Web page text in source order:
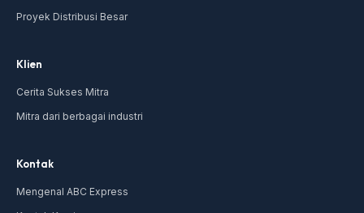
Proyek Distribusi Besar
Klien
Cerita Sukses Mitra
Mitra dari berbagai industri
Kontak
Mengenal ABC Express